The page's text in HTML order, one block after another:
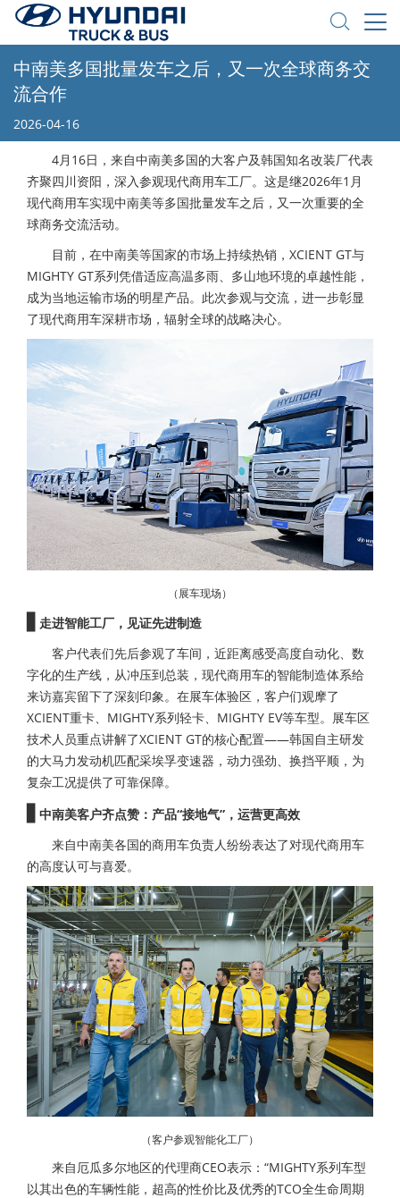
中南美多国批量发车之后，又一次全球商务交
流合作
2026-04-16
4月 16日，来自中南美多国的大客户及韩国知名改装厂代表
齐聚四川资阳，深入参观现代商用车工厂。这是继2026年1 月
现代商用车实现中南美等多国批量发车之后，又一次重要的全
球商务交流活动。
目前，在中南美等国家的市场上持续热销，XCIENT GT与
MIGHTY GT系列凭借适应高温多雨、多山地环境的卓越性能，
成为当地运输市场的明星产品。此次参观与交流，进一步彰显
了现代商用车深耕市场，辐射全球的战略决心。
（展车现场）
走进智能工厂，见证先进制造
客户代表们先后参观了车间，近距离感受高度自动化、数
字化的生产线，从冲压到总装，现代商用车的智能制造体系给
来访嘉宾留下了深刻印象。在展车体验区，客户们观摩了
XCIENT重卡、MIGHTY系列轻卡、MIGHTY EV等车型。展车区
技术人员重点讲解了XCIENT GT的核心配置——韩国自主研发
的大马力发动机匹配采埃孚变速器，动力强劲、换挡平顺，为
复杂工况提供了可靠保障。
中南美客户齐点赞：产品“接地气”，运营更高效
来自中南美各国的商用车负责人纷纷表达了对现代商用车
的高度认可与喜爱。
（客户参观智能化工厂）
来自厄瓜多尔地区的代理商CEO表示：“MIGHTY系列车型
以其出色的车辆性能，超高的性价比及优秀的TCO全生命周期